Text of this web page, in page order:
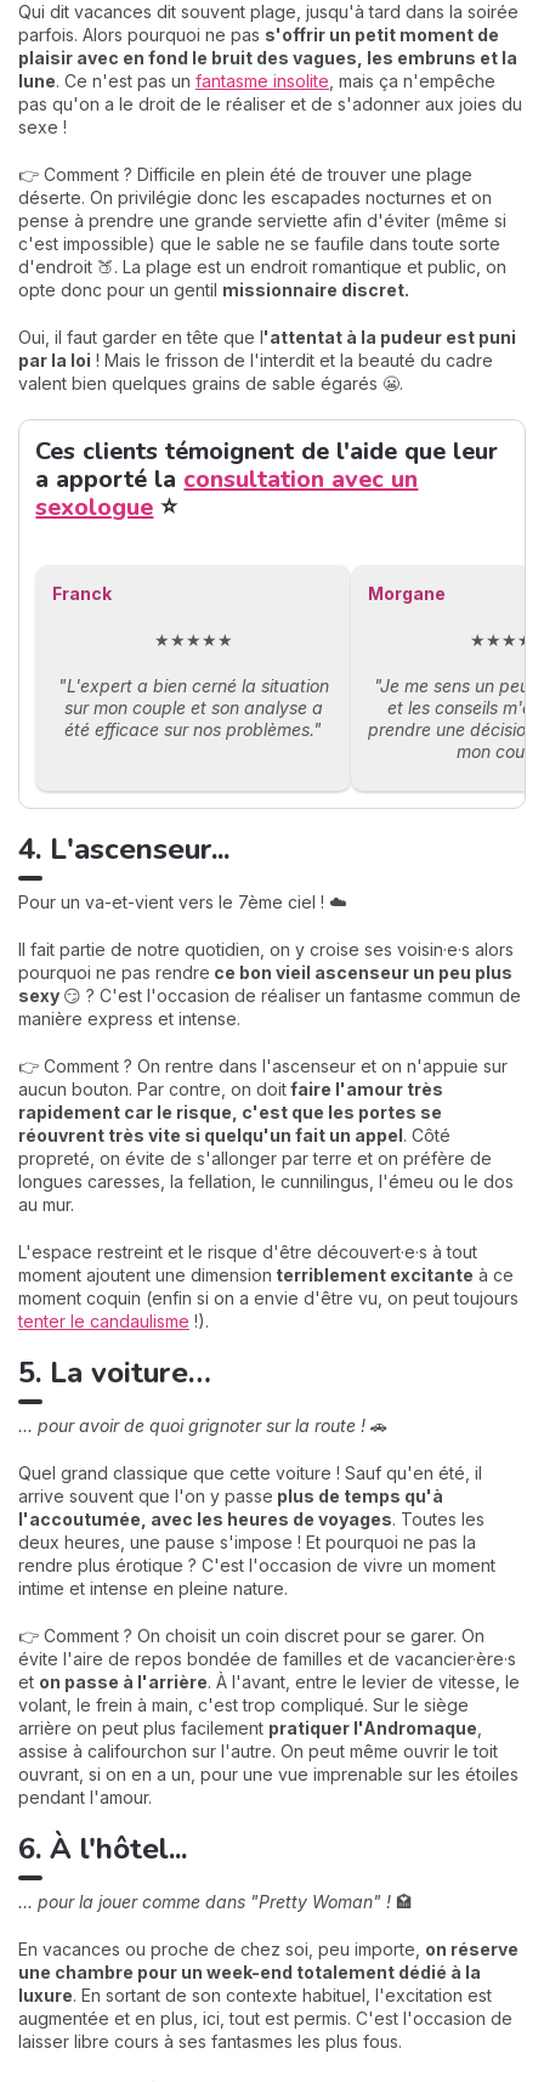
Qui dit vacances dit souvent plage, jusqu'à tard dans la soirée
parfois. Alors pourquoi ne pas s'offrir un petit moment de
plaisir avec en fond le bruit des vagues, les embruns et la
lune. Ce n'est pas un fantasme insolite , mais ça n'empêche
pas qu'on a le droit de le réaliser et de s'adonner aux joies du
sexe !
👉 Comment ? Difficile en plein été de trouver une plage
déserte. On privilégie donc les escapades nocturnes et on
pense à prendre une grande serviette afin d'éviter (même si
c'est impossible) que le sable ne se faufile dans toute sorte
d'endroit 🍑. La plage est un endroit romantique et public, on
opte donc pour un gentil missionnaire discret.
Oui, il faut garder en tête que l'attentat à la pudeur est puni
par la loi ! Mais le frisson de l'interdit et la beauté du cadre
valent bien quelques grains de sable égarés 😬.
Ces clients témoignent de l'aide que leur
a apporté la consultation avec un
sexologue ⭐
Franck
★★★★★
"L'expert a bien cerné la situation
sur mon couple et son analyse a
été efficace sur nos problèmes."
Morgane
"Je me sens un peu
et les conseils
prendre une
mon
4. L'ascenseur...
Pour un va-et-vient vers le 7ème ciel ! ☁️
Il fait partie de notre quotidien, on y croise ses voisin·e·s alors
pourquoi ne pas rendre ce bon vieil ascenseur un peu plus
sexy 😏 ? C'est l'occasion de réaliser un fantasme commun de
manière express et intense.
👉 Comment ? On rentre dans l'ascenseur et on n'appuie sur
aucun bouton. Par contre, on doitfaire l'amour très
rapidement car le risque, c'est que les portes se
réouvrent très vite si quelqu'un fait un appel. Côté
propreté, on évite de s'allonger par terre et on préfère de
longues caresses, la fellation, le cunnilingus, l'émeu ou le dos
au mur.
L'espace restreint et le risque d'être découvert·e·s à tout
moment ajoutent une dimension terriblement excitante à ce
moment coquin (enfin si on a envie d'être vu, on peut toujours
tenter le candaulisme !).
5. La voiture…
... pour avoir de quoi grignoter sur la route ! 🚗
Quel grand classique que cette voiture ! Sauf qu'en été, il
arrive souvent que l'on y passe plus de temps qu'à
l'accoutumée, avec les heures de voyages. Toutes les
deux heures, une pause s'impose ! Et pourquoi ne pas la
rendre plus érotique ? C'est l'occasion de vivre un moment
intime et intense en pleine nature.
👉 Comment ? On choisit un coin discret pour se garer. On
évite l'aire de repos bondée de familles et de vacancier·ère·s
et on passe à l'arrière. À l'avant, entre le levier de vitesse, le
volant, le frein à main, c'est trop compliqué. Sur le siège
arrière on peut plus facilement pratiquer l'Andromaque
assise à califourchon sur l'autre. On peut même ouvrir le toit
ouvrant, si on en a un, pour une vue imprenable sur les étoiles
pendant l'amour.
6. À l'hôtel...
... pour la jouer comme dans "Pretty Woman" ! 🏩
En vacances ou proche de chez soi, peu importe, on réserve
une chambre pour un week-end totalement dédié à la
luxure. En sortant de son contexte habituel, l'excitation est
augmentée et en plus, ici, tout est permis. C'est l'occasion de
laisser libre cours à ses fantasmes les plus fous.